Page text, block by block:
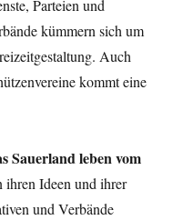
Parteien und
kümmern sich um
Auch
kommt eine
Sauerland leben vom
ihren Ideen und ihrer
und Verbände